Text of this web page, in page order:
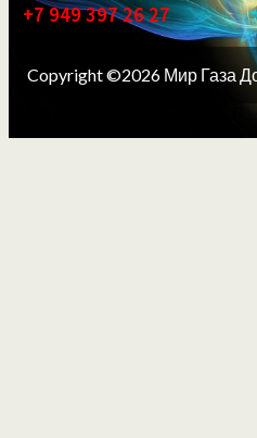
+7 949 397 26 27
Copyright ©2026 Мир Газа